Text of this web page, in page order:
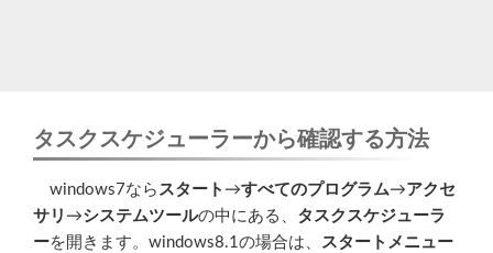
タスクスケジューラーから確認する方法
windows7なら スタート →すべてのプログラム→アクセ
サリ →システムツールの中にある、 タスクスケジューラ
ーを開きます。windows8.1の場合は、 スタートメニュー